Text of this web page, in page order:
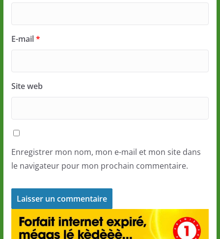
E-mail*
Site web
Enregistrer mon nom, mon e-mail et mon site dans
le navigateur pour mon prochain commentaire.